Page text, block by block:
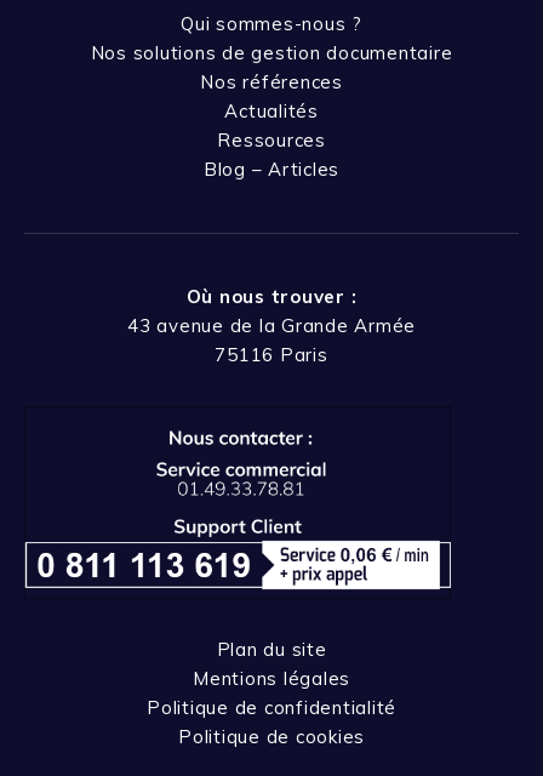
Qui sommes-nous ?
Nos solutions de gestion documentaire
Nos références
Actualités
Ressources
Blog – Articles
Où nous trouver :
43 avenue de la Grande Armée
75116 Paris
Plan du site
Mentions légales
Politique de confidentialité
Politique de cookies